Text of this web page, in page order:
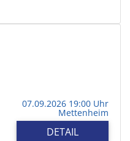
07.09.2026 19:00 Uhr
Mettenheim
DETAIL